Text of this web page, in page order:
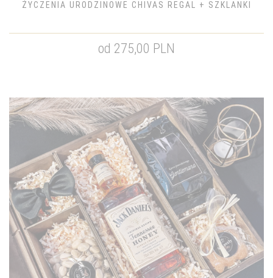
ŻYCZENIA URODZINOWE CHIVAS REGAL + SZKLANKI
od 275,00 PLN